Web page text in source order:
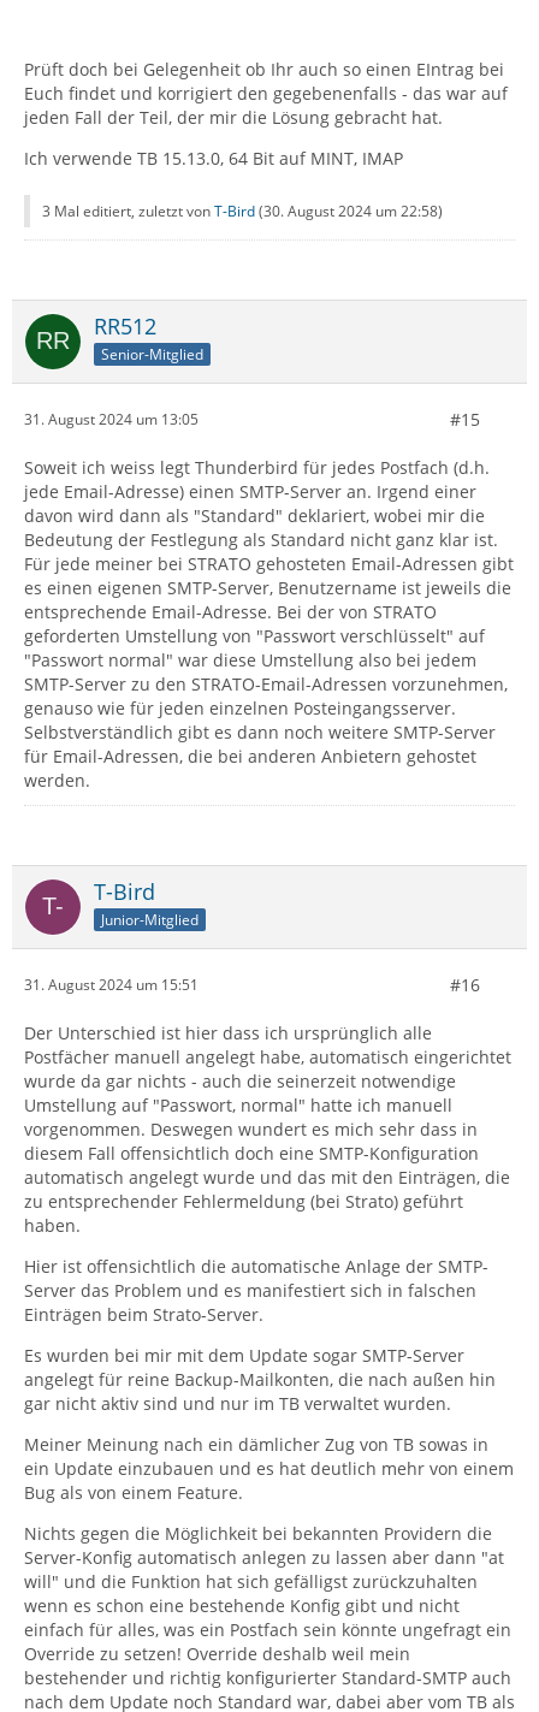
Prüft doch bei Gelegenheit ob Ihr auch so einen EIntrag bei
Euch findet und korrigiert den gegebenenfalls - das war auf
jeden Fall der Teil, der mir die Lösung gebracht hat.
Ich verwende TB 15.13.0, 64 Bit auf MINT, IMAP
3 Mal editiert, zuletzt vonT-Bird(30. August 2024 um 22:58)
RR512
Senior-Mitglied
31. August 2024 um 13:05 #15
Soweit ich weiss legt Thunderbird für jedes Postfach (d.h.
jede Email-Adresse) einen SMTP-Server an. Irgend einer
davon wird dann als "Standard" deklariert, wobei mir die
Bedeutung der Festlegung als Standard nicht ganz klar ist.
Für jede meiner bei STRATO gehosteten Email-Adressen gibt
es einen eigenen SMTP-Server, Benutzername ist jeweils die
entsprechende Email-Adresse. Bei der von STRATO
geforderten Umstellung von "Passwort verschlüsselt" auf
"Passwort normal" war diese Umstellung also bei jedem
SMTP-Server zu den STRATO-Email-Adressen vorzunehmen,
genauso wie für jeden einzelnen Posteingangsserver.
Selbstverständlich gibt es dann noch weitere SMTP-Server
für Email-Adressen, die bei anderen Anbietern gehostet
werden.
T-Bird
Junior-Mitglied
31. August 2024 um 15:51 #16
Der Unterschied ist hier dass ich ursprünglich alle
Postfächer manuell angelegt habe, automatisch eingerichtet
wurde da gar nichts - auch die seinerzeit notwendige
Umstellung auf "Passwort, normal" hatte ich manuell
vorgenommen. Deswegen wundert es mich sehr dass in
diesem Fall offensichtlich doch eine SMTP-Konfiguration
automatisch angelegt wurde und das mit den Einträgen, die
zu entsprechender Fehlermeldung (bei Strato) geführt
haben.
Hier ist offensichtlich die automatische Anlage der SMTP-
Server das Problem und es manifestiert sich in falschen
Einträgen beim Strato-Server.
Es wurden bei mir mit dem Update sogar SMTP-Server
angelegt für reine Backup-Mailkonten, die nach außen hin
gar nicht aktiv sind und nur im TB verwaltet wurden.
Meiner Meinung nach ein dämlicher Zug von TB sowas in
ein Update einzubauen und es hat deutlich mehr von einem
Bug als von einem Feature.
Nichts gegen die Möglichkeit bei bekannten Providern die
Server-Konfig automatisch anlegen zu lassen aber dann "at
will" und die Funktion hat sich gefälligst zurückzuhalten
wenn es schon eine bestehende Konfig gibt und nicht
einfach für alles, was ein Postfach sein könnte ungefragt ein
Override zu setzen! Override deshalb weil mein
bestehender und richtig konfigurierter Standard-SMTP auch
nach dem Update noch Standard war, dabei aber vom TB als